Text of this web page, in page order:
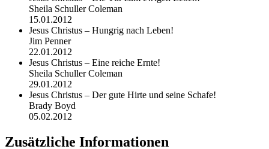
Sheila Schuller Coleman
15.01.2012
Jesus Christus – Hungrig nach Leben!
Jim Penner
22.01.2012
Jesus Christus – Eine reiche Ernte!
Sheila Schuller Coleman
29.01.2012
Jesus Christus – Der gute Hirte und seine Schafe!
Brady Boyd
05.02.2012
Zusätzliche Informationen